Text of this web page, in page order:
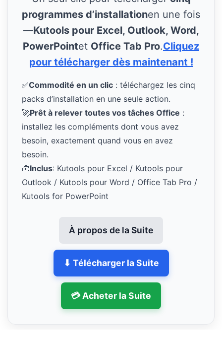
programmes d’installationen une fois
—Kutools pour Excel, Outlook, Word,
PowerPointet Office Tab Pro.Cliquez
pour télécharger dès maintenant !
✅Commodité en un clic : téléchargez les cinq
packs d’installation en une seule action.
🚀Prêt à relever toutes vos tâches Office :
installez les compléments dont vous avez
besoin, exactement quand vous en avez
besoin.
🧰Inclus: Kutools pour Excel / Kutools pour
Outlook / Kutools pour Word / Office Tab Pro /
Kutools for PowerPoint
À propos de la Suite
⬇ Télécharger la Suite
💳 Acheter la Suite